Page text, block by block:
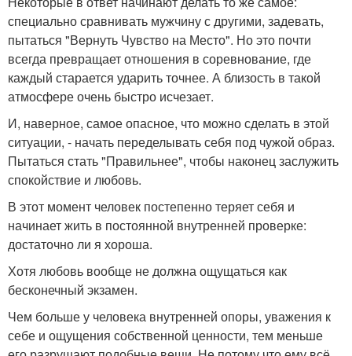
специально сравнивать мужчину с другими, задевать,
пытаться "Вернуть Чувство на Место". Но это почти
всегда превращает отношения в соревнование, где
каждый старается ударить точнее. А близость в такой
атмосфере очень быстро исчезает.
И, наверное, самое опасное, что можно сделать в этой
ситуации, - начать переделывать себя под чужой образ.
Пытаться стать "Правильнее", чтобы наконец заслужить
спокойствие и любовь.
В этот момент человек постепенно теряет себя и
начинает жить в постоянной внутренней проверке:
достаточно ли я хороша.
Хотя любовь вообще не должна ощущаться как
бесконечный экзамен.
Чем больше у человека внутренней опоры, уважения к
себе и ощущения собственной ценности, тем меньше